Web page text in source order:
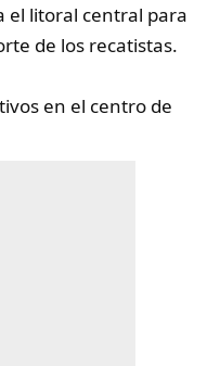
el litoral central para
de los recatistas.
en el centro de